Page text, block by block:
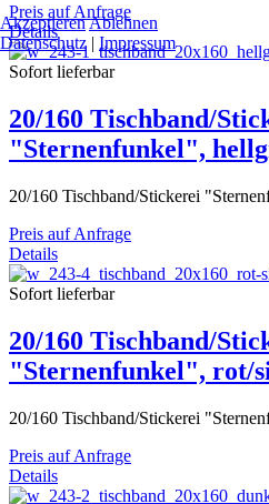
Preis auf Anfrage
Details
Sofort lieferbar
20/160 Tischband/
"Sternenfunkel",
20/160 Tischband/Stickerei
Preis auf Anfrage
Details
Sofort lieferbar
20/160 Tischband/
"Sternenfunkel", rot/
20/160 Tischband/Stickerei
Preis auf Anfrage
Details
AkzeptierenAblehnen
Datenschutz | Impressum